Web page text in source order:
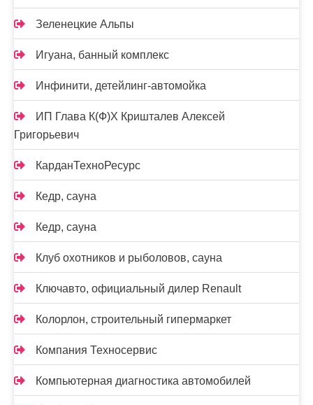
Зеленецкие Альпы
Игуана, банный комплекс
Инфинити, детейлинг-автомойка
ИП Глава К(Ф)Х Кришталев Алексей
Григорьевич
КарданТехноРесурс
Кедр, сауна
Кедр, сауна
Клуб охотников и рыболовов, сауна
Ключавто, официальный дилер Renault
Колорлон, строительный гипермаркет
Компания Техносервис
Компьютерная диагностика автомобилей